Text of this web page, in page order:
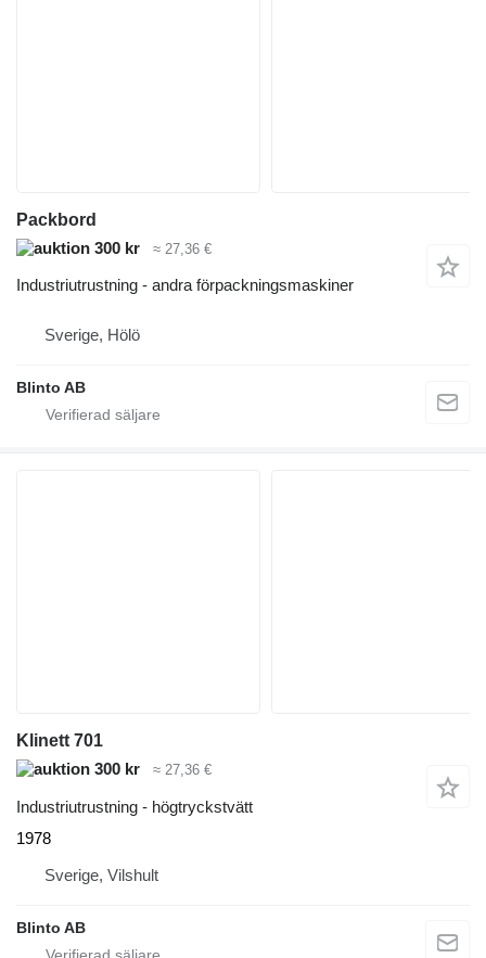
Packbord
300 kr
≈ 27,36 €
Industriutrustning - andra förpackningsmaskiner
Sverige, Hölö
Blinto AB
Klinett 701
300 kr
≈ 27,36 €
Industriutrustning - högtryckstvätt
1978
Sverige, Vilshult
Blinto AB